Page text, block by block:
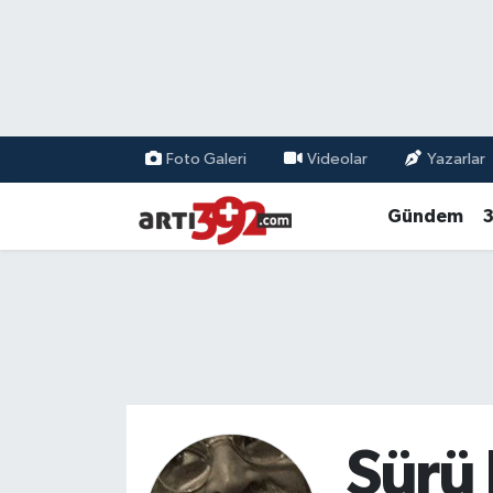
Foto Galeri Videolar Yazarlar
Gündem
Sürü